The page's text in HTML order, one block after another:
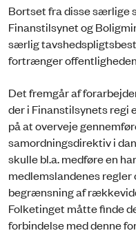
Bortset fra disse særlige
Finanstilsynet og
særlig
fortrænger
Det fremgår af
der i Finanstilsynets regi
på at overveje
samordningsdirektiv i
skulle bl.a. medføre en
medlemslandenes regler
begrænsning af
Folketinget måtte finde
forbindelse med denne